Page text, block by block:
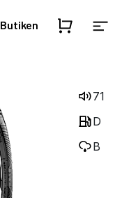
Butiken
71
D
B